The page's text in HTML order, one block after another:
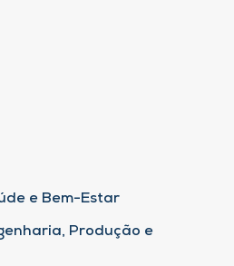
e Bem-Estar
Produção e